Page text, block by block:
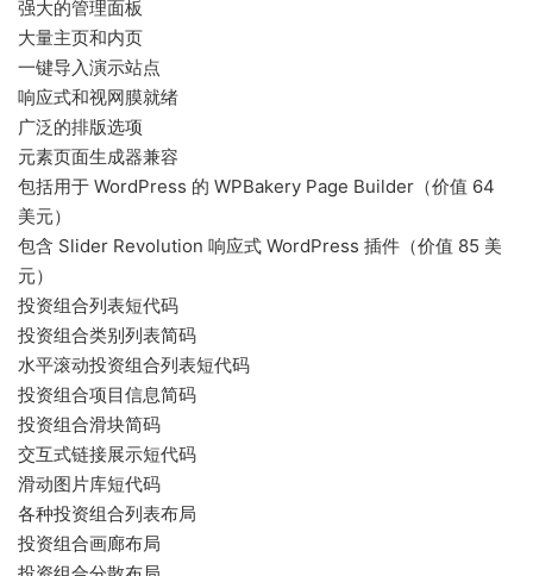
强大的管理面板
大量主页和内页
一键导入演示站点
响应式和视网膜就绪
广泛的排版选项
元素页面生成器兼容
包括用于 WordPress 的 WPBakery Page Builder（价值 64
美元）
包含 Slider Revolution 响应式 WordPress 插件（价值 85 美
元）
投资组合列表短代码
投资组合类别列表简码
水平滚动投资组合列表短代码
投资组合项目信息简码
投资组合滑块简码
交互式链接展示短代码
滑动图片库短代码
各种投资组合列表布局
投资组合画廊布局